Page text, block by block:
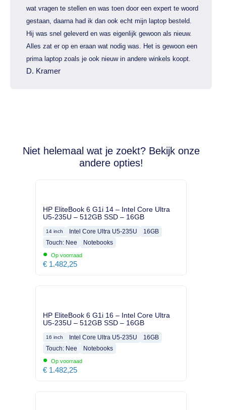
wat vragen te stellen en was toen door een expert te woord
gestaan, daarna had ik dan ook echt mijn laptop besteld.
Hij was snel geleverd en was eigenlijk gewoon als nieuw.
Alles zat er op en eraan wat nodig was. Het is gewoon een
prima laptop zoals je ook nieuw in andere winkels koopt.
D. Kramer
Niet helemaal wat je zoekt? Bekijk onze
andere opties!
HP EliteBook 6 G1i 14 – Intel Core Ultra
U5-235U – 512GB SSD – 16GB
14 inch Intel Core Ultra U5-235U
16GB
Touch: Nee
Notebooks
• Op voorraad
€ 1.482,25
HP EliteBook 6 G1i 16 – Intel Core Ultra
U5-235U – 512GB SSD – 16GB
16 inch Intel Core Ultra U5-235U
16GB
Touch: Nee
Notebooks
• Op voorraad
€ 1.482,25